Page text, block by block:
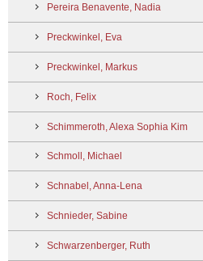
Pereira Benavente, Nadia
Preckwinkel, Eva
Preckwinkel, Markus
Roch, Felix
Schimmeroth, Alexa Sophia Kim
Schmoll, Michael
Schnabel, Anna-Lena
Schnieder, Sabine
Schwarzenberger, Ruth